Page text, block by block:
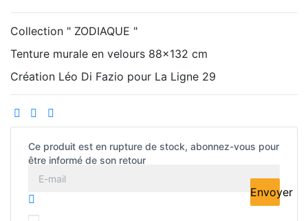
Collection " ZODIAQUE "
Tenture murale en velours 88x132 cm
Création Léo Di Fazio pour La Ligne 29
Ce produit est en rupture de stock, abonnez-vous pour
être informé de son retour
Envoyer